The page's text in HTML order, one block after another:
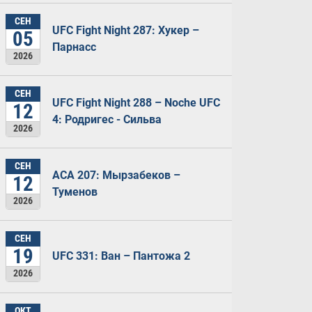
СЕН
05
2026
UFC Fight Night 287: Хукер –
Парнасс
СЕН
12
2026
UFC Fight Night 288 – Noche UFC
4: Родригес - Сильва
СЕН
12
2026
ACA 207: Мырзабеков –
Туменов
СЕН
19
2026
UFC 331: Ван – Пантожа 2